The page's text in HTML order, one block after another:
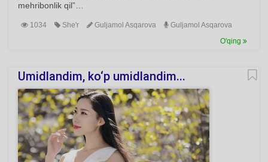
mehribonlik qil”…
1034 She'r Guljamol Asqarova
Guljamol Asqarova
O'qing
Umidlandim, ko‘p umidlandim...